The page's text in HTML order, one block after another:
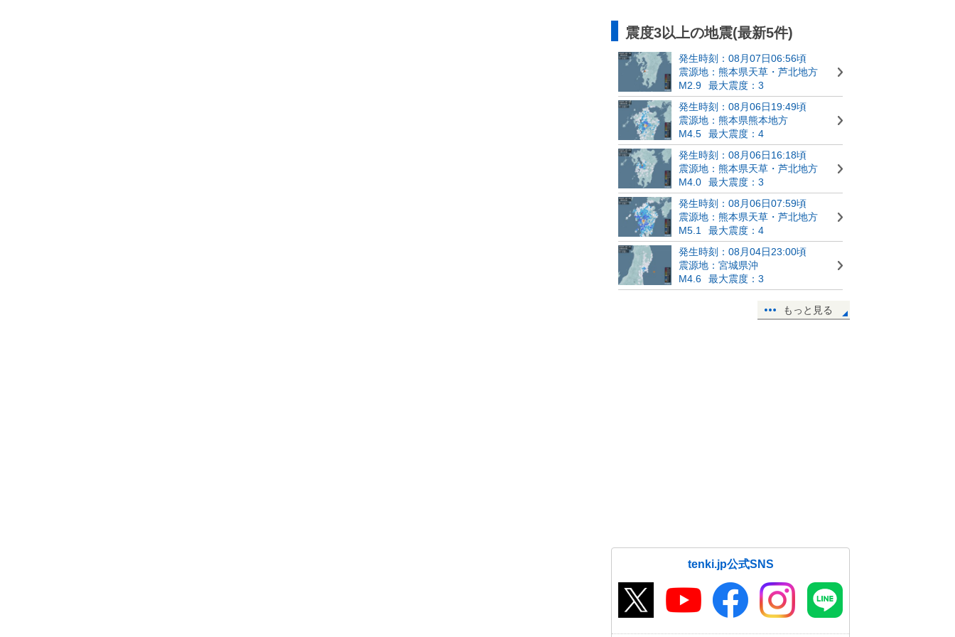
震度3以上の地震(最新5件)
発生時刻：08月07日06:56頃
震源地：熊本県天草・芦北地方
M2.9
最大震度：3
発生時刻：08月06日19:49頃
震源地：熊本県熊本地方
M4.5
最大震度：4
発生時刻：08月06日16:18頃
震源地：熊本県天草・芦北地方
M4.0
最大震度：3
発生時刻：08月06日07:59頃
震源地：熊本県天草・芦北地方
M5.1
最大震度：4
発生時刻：08月04日23:00頃
震源地：宮城県沖
M4.6
最大震度：3
もっと見る
tenki.jp公式SNS